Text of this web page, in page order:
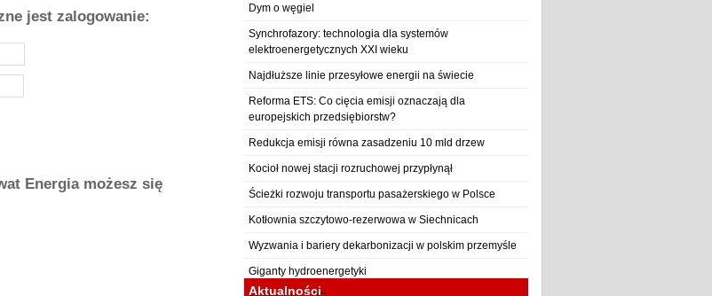
jest zalogowanie:
Energia możesz się
Dym o węgiel
Synchrofazory: technologia dla systemów
elektroenergetycznych XXI wieku
Najdłuższe linie przesyłowe energii na świecie
Reforma ETS: Co cięcia emisji oznaczają dla
europejskich przedsiębiorstw?
Redukcja emisji równa zasadzeniu 10 mld drzew
Kocioł nowej stacji rozruchowej przypłynął
Ścieżki rozwoju transportu pasażerskiego w Polsce
Kotłownia szczytowo-rezerwowa w Siechnicach
Wyzwania i bariery dekarbonizacji w polskim przemyśle
Giganty hydroenergetyki
Aktualności